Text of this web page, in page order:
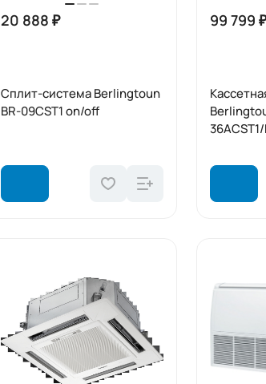
20 888 ₽
Сплит-система Berlingtoun
BR-09CST1 on/off
99 799 ₽